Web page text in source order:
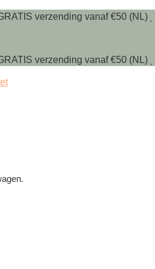
verzending vanaf €50 (NL)
verzending vanaf €50 (NL)